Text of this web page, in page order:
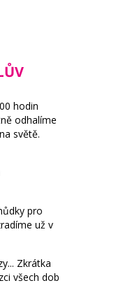
hodin
odhalíme
světě.
pro
už v
Zkrátka
všech dob